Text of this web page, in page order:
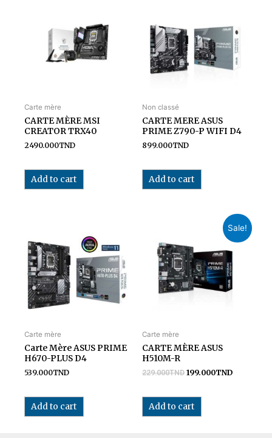
Carte mère
CARTE MÈRE MSI
CREATOR TRX40
2490.000TND
Add to cart
Non classé
CARTE MERE ASUS
PRIME Z790-P WIFI D4
899.000TND
Add to cart
Carte mère
Carte Mère ASUS PRIME
H670-PLUS D4
539.000TND
Add to cart
Sale!
Carte mère
CARTE MÈRE ASUS
H510M-R
229.000TND 199.000TND
Add to cart